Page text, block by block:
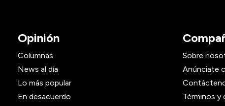
Opinión
Columnas
News al día
Lo más popular
En desacuerdo
Sobre
Anúnciate
Términos y